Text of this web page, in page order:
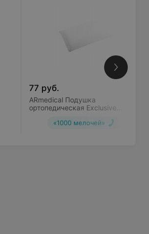
77 руб.
ARmedical Подушка
ортопедическая Exclusive
«1000 мелочей»